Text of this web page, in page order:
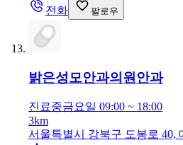
전화 팔로우
밝은성모안과의원 안과
진료중금요일 09:00 ~ 18:00
3km
서울특별시 강북구 도봉로 40,